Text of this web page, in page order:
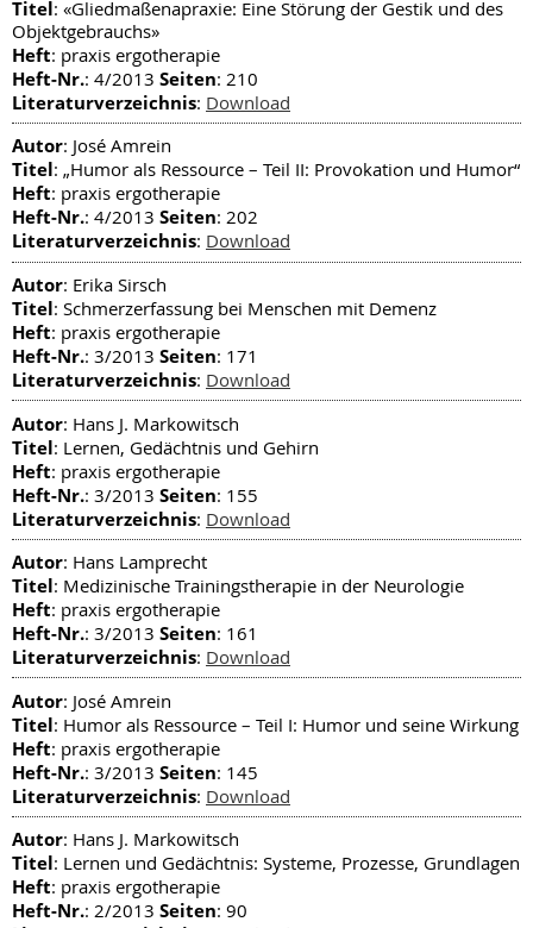
Titel: «Gliedmaßenapraxie: Eine Störung der Gestik und des
Objektgebrauchs»
Heft: praxis ergotherapie
Heft-Nr.: 4/2013 Seiten: 210
Literaturverzeichnis: Download
Autor: José Amrein
Titel: „Humor als Ressource – Teil II: Provokation und Humor“
Heft: praxis ergotherapie
Heft-Nr.: 4/2013 Seiten: 202
Literaturverzeichnis: Download
Autor: Erika Sirsch
Titel: Schmerzerfassung bei Menschen mit Demenz
Heft: praxis ergotherapie
Heft-Nr.: 3/2013 Seiten: 171
Literaturverzeichnis: Download
Autor: Hans J. Markowitsch
Titel: Lernen, Gedächtnis und Gehirn
Heft: praxis ergotherapie
Heft-Nr.: 3/2013 Seiten: 155
Literaturverzeichnis: Download
Autor: Hans Lamprecht
Titel: Medizinische Trainingstherapie in der Neurologie
Heft: praxis ergotherapie
Heft-Nr.: 3/2013 Seiten: 161
Literaturverzeichnis: Download
Autor: José Amrein
Titel: Humor als Ressource – Teil I: Humor und seine Wirkung
Heft: praxis ergotherapie
Heft-Nr.: 3/2013 Seiten: 145
Literaturverzeichnis: Download
Autor: Hans J. Markowitsch
Titel: Lernen und Gedächtnis: Systeme, Prozesse, Grundlagen
Heft: praxis ergotherapie
Heft-Nr.: 2/2013 Seiten: 90